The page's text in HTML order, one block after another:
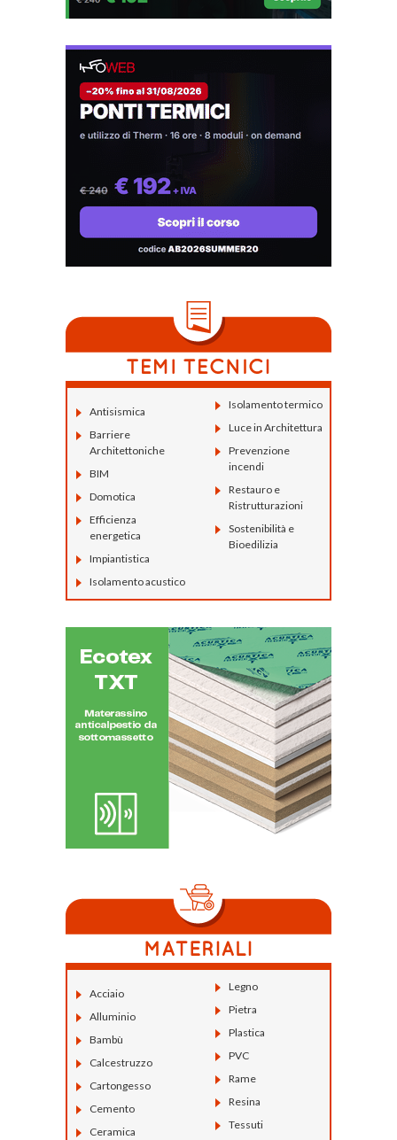
Antisismica
Barriere
Architettoniche
BIM
Domotica
Efficienza
energetica
Impiantistica
Isolamento acustico
Isolamento termico
Luce in Architettura
Prevenzione
incendi
Restauro e
Ristrutturazioni
Sostenibilità e
Bioedilizia
Acciaio
Alluminio
Bambù
Calcestruzzo
Cartongesso
Cemento
Ceramica
Legno
Pietra
Plastica
PVC
Rame
Resina
Tessuti